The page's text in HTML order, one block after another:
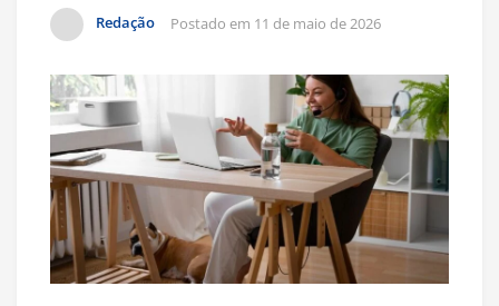
Redação Postado em 11 de maio de 2026